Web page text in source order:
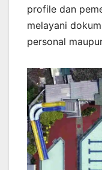
profile dan
melayani
personal